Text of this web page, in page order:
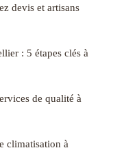
devis et artisans
: 5 étapes clés à
de qualité à
climatisation à